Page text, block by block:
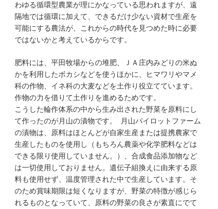
わゆる循環型農業が理にかなっている思われますが、遠
隔地では循環に加えて、できるだけ少ない資材で生産を
可能にする農法が、これからの時代を見つめた時に必要
ではないかと考えているからです。
肥料には、平田牧場からの堆肥、ＪＡ庄内みどりの米ぬ
かを利用したボカシなどを使うほかに、ヒマワリやマメ
科の作物、イネ科の大麦などを土作り役立てています。
作物の力を借りて土作りを進めるためです。
こうした輪作体系の中から生み出された野菜を原料にし
て作ったのが月山の漬物です。 月山パイロットファーム
の漬物は、原料はほとんどが自家生産または提携農家で
生産したものを使用し（もちろん農薬や化学肥料などは
できる限り使用していません。）、合成食品添加物など
は一切使用しておりません。遺伝子組換えに由来する原
料も使用せず、温度管理された中で生産しています。そ
のため賞味期限は短くなりますが、野菜の特徴が感じら
れるものとなっていて、原料の野菜の良さが素直にでて